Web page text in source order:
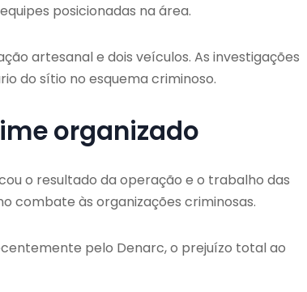
posicionadas na área.
artesanal e dois veículos. As investigações
do sítio no esquema criminoso.
organizado
o resultado da operação e o trabalho das
combate às organizações criminosas.
pelo Denarc, o prejuízo total ao